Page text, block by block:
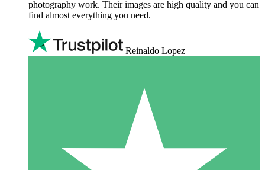
photography work. Their images are high quality and you can
find almost everything you need.
Reinaldo Lopez